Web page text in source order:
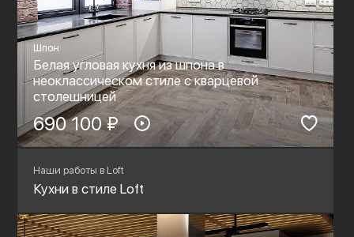
Шпон
Белая угловая кухня из шпона в
неоклассическом стиле с кварцевой
столешницей
690 100 ₽
Наши работы в Loft
Кухни в стиле Loft